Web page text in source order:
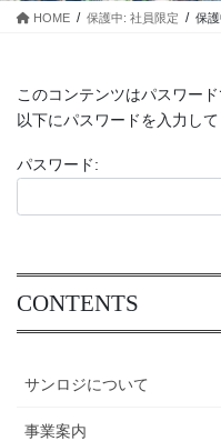
HOME 保護中: 社員限定 保
このコンテンツはパスワー
以下にパスワードを入力し
パスワード:
CONTENTS
サンロジについて
事業案内